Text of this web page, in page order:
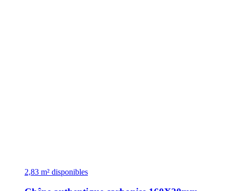
2,83 m² disponibles